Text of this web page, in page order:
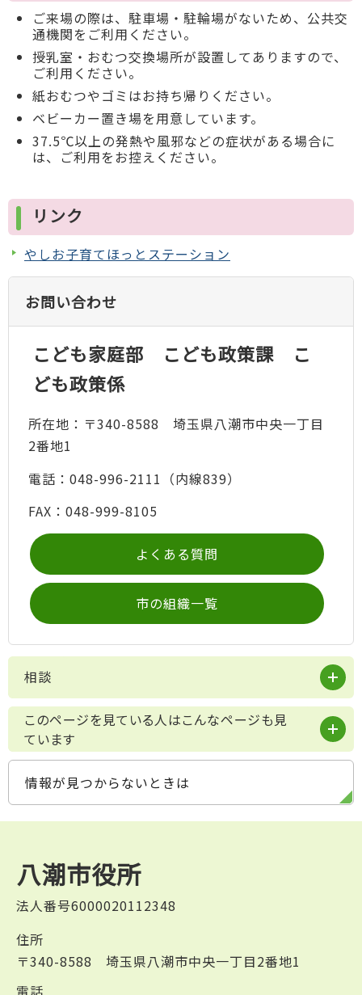
ご来場の際は、駐車場・駐輪場がないため、公共交
通機関をご利用ください。
授乳室・おむつ交換場所が設置してありますので、
ご利用ください。
紙おむつやゴミはお持ち帰りください。
ベビーカー置き場を用意しています。
37.5℃以上の発熱や風邪などの症状がある場合に
は、ご利用をお控えください。
リンク
やしお子育てほっとステーション
お問い合わせ
こども家庭部 こども政策課 こ
ども政策係
所在地：〒340-8588 埼玉県八潮市中央一丁目
2番地1
電話：048-996-2111（内線839）
FAX：048-999-8105
よくある質問
市の組織一覧
相談
このページを見ている人はこんなページも見
ています
情報が見つからないときは
八潮市役所
法人番号6000020112348
住所
〒340-8588 埼玉県八潮市中央一丁目2番地1
電話